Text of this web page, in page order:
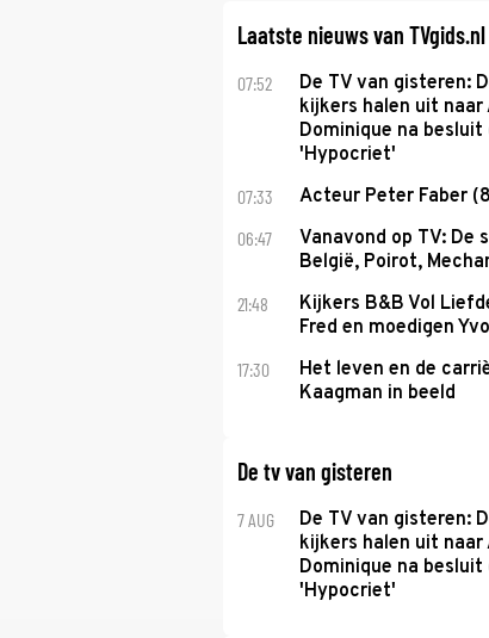
Laatste nieuws van TVgids.nl
07:52
De TV van gisteren:
kijkers halen uit naar
Dominique na
'Hypocriet'
07:33 Acteur Peter Faber
06:47
Vanavond op TV: De
België, Poirot,
21:48
Kijkers B&B Vol
Fred en moedigen
17:30
Het leven en de
Kaagman in beeld
De tv van gisteren
7 AUG
De TV van gisteren:
kijkers halen uit naar
Dominique na
'Hypocriet'